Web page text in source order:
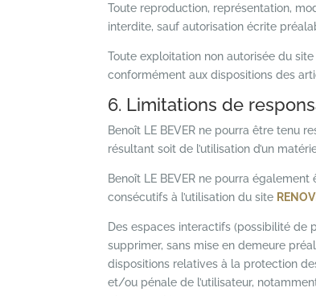
Toute reproduction, représentation,
interdite, sauf autorisation écrite
Toute exploitation non autorisée du
conformément aux dispositions des
6. Limitations de
Benoît LE BEVER ne pourra être tenu
résultant soit de l’utilisation d’un
Benoît LE BEVER ne pourra
consécutifs à l’utilisation du site
Des espaces interactifs (possibilité de
supprimer, sans mise en demeure
dispositions relatives à la protection
et/ou pénale de l’utilisateur,